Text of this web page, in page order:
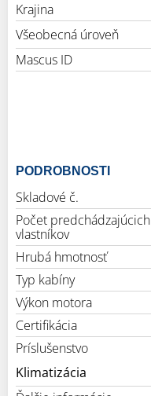
Krajina
Všeobecná úroveň
Mascus ID
PODROBNOSTI
Skladové č.
Počet predchádzajúcich
vlastníkov
Hrubá hmotnosť
Typ kabíny
Výkon motora
Certifikácia
Príslušenstvo
Klimatizácia